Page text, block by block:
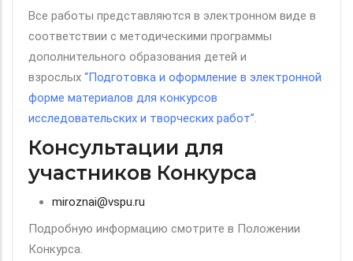
Все работы представляются в электронном виде в
соответствии с методическими программы
дополнительного образования детей и
взрослых “Подготовка и оформление в электронной
форме материалов для конкурсов
исследовательских и творческих работ”.
Консультации для
участников Конкурса
miroznai@vspu.ru
Подробную информацию смотрите в Положении
Конкурса.